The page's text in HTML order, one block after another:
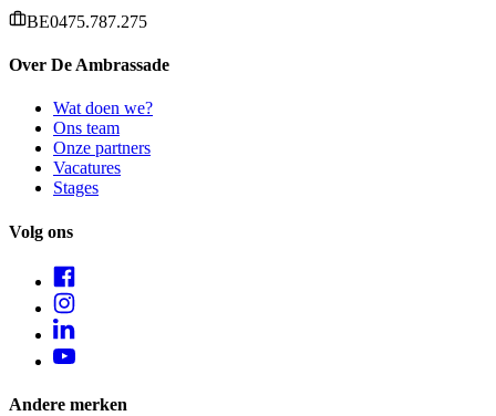
BE0475.787.275
Over De Ambrassade
Wat doen we?
Ons team
Onze partners
Vacatures
Stages
Volg ons
Andere merken